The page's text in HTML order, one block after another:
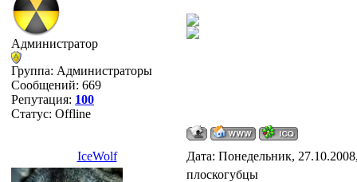
Администратор
Группа: Администраторы
Сообщений: 669
Репутация: 100
Статус: Offline
IceWolf Дата: Понедельник,
плоскогубцы